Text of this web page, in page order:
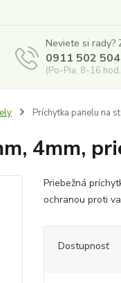
Neviete si rady?
0911 502 504
(Po-Pia, 8-16
Príchytka panelu na
4mm,
Priebežná
ochranou proti
Dostupnosť